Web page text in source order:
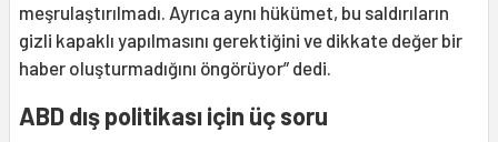
meşrulaştırılmadı. Ayrıca aynı hükümet, bu saldırıların
gizli kapaklı yapılmasını gerektiğini ve dikkate değer bir
haber oluşturmadığını öngörüyor” dedi.
ABD dış politikası için üç soru